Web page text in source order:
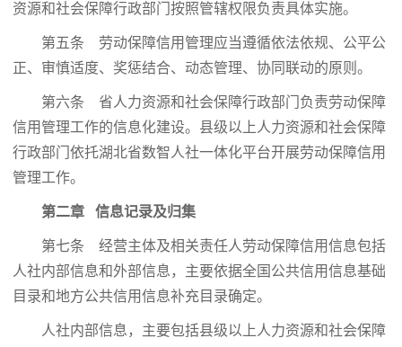
资源和社会保障行政部门按照管辖权限负责具体实施。
第五条 劳动保障信用管理应当遵循依法依规、公平公
正、审慎适度、奖惩结合、动态管理、协同联动的原则。
第六条 省人力资源和社会保障行政部门负责劳动保障
信用管理工作的信息化建设。县级以上人力资源和社会保障
行政部门依托湖北省数智人社一体化平台开展劳动保障信用
管理工作。
第二章 信息记录及归集
第七条 经营主体及相关责任人劳动保障信用信息包括
人社内部信息和外部信息，主要依据全国公共信用信息基础
目录和地方公共信用信息补充目录确定。
人社内部信息，主要包括县级以上人力资源和社会保障